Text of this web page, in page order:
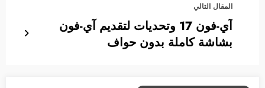
المقال التالي
آي-فون 17 وتحديات لتقديم آي-فون
بشاشة كاملة بدون حواف